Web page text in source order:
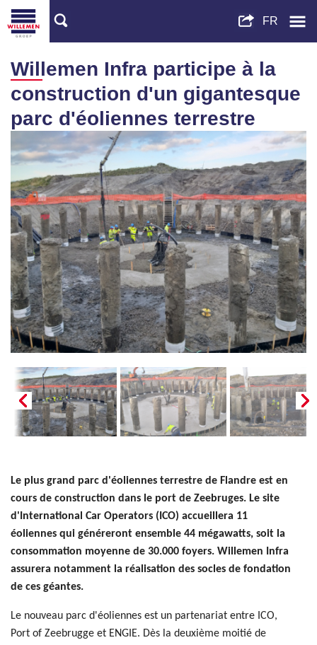
Willemen Infra participe à la
construction d'un gigantesque
parc d'éoliennes terrestre
Le plus grand parc d'éoliennes terrestre de Flandre est en
cours de construction dans le port de Zeebruges. Le site
d'International Car Operators (ICO) accueillera 11
éoliennes qui généreront ensemble 44 mégawatts, soit la
consommation moyenne de 30.000 foyers. Willemen Infra
assurera notamment la réalisation des socles de fondation
de ces géantes.
Le nouveau parc d'éoliennes est un partenariat entre ICO,
Port of Zeebrugge et ENGIE. Dès la deuxième moitié de